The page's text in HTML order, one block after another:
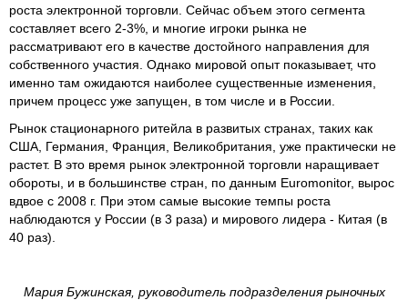
роста электронной торговли. Сейчас объем этого сегмента
составляет всего 2-3%, и многие игроки рынка не
рассматривают его в качестве достойного направления для
собственного участия. Однако мировой опыт показывает, что
именно там ожидаются наиболее существенные изменения,
причем процесс уже запущен, в том числе и в России.
Рынок стационарного ритейла в развитых странах, таких как
США, Германия, Франция, Великобритания, уже практически не
растет. В это время рынок электронной торговли наращивает
обороты, и в большинстве стран, по данным Euromonitor, вырос
вдвое с 2008 г. При этом самые высокие темпы роста
наблюдаются у России (в 3 раза) и мирового лидера - Китая (в
40 раз).
Мария Бужинская, руководитель подразделения рыночных